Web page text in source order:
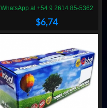
MAGNA
$6,74
WhatsApp al +54 9 2614 85-5362